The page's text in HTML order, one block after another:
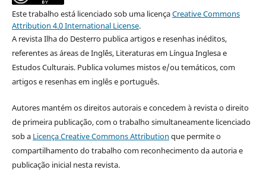
Este trabalho está licenciado sob uma licençaCreative Commons
Attribution 4.0 International License.
A revista Ilha do Desterro publica artigos e resenhas inéditos,
referentes as áreas de Inglês, Literaturas em Língua Inglesa e
Estudos Culturais. Publica volumes mistos e/ou temáticos, com
artigos e resenhas em inglês e português.
Autores mantém os direitos autorais e concedem à revista o direito
de primeira publicação, com o trabalho simultaneamente licenciado
sob a Licença Creative Commons Attribution que permite o
compartilhamento do trabalho com reconhecimento da autoria e
publicação inicial nesta revista.